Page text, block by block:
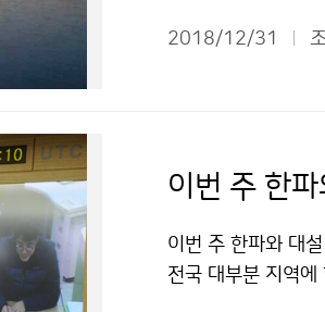
31일) 아침, 이번 겨
2018/12/31
이번 주 한
이번 주 한파와 대
전국 대부분 지역